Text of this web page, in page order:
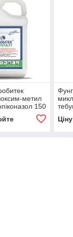
метил
150
ріпак
для